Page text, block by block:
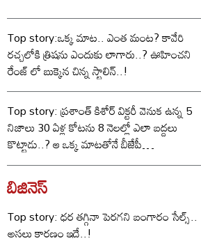
Top story:ఒక్క మాట.. ఎంత మంట? కావేరి
రచ్చలోకి త్రిషను ఎందుకు లాగారు..? ఊహించని
రేంజ్ లో బుక్కైన చిన్న స్టాలిన్..!
Top story: ప్రశాంత్ కిశోర్ విక్టరీ వెనుక ఉన్న 5
నిజాలు 30 ఏళ్ల కోటను 8 నెలల్లో ఎలా బద్దలు
కొట్టాడు..? ఆ ఒక్క మాటతోనే బీజేపీ
ఓడిపోయిందా..?
బిజినెస్
Top story: ధర తగ్గినా పెరగని బంగారం సేల్స్..
అసలు కారణం ఇదే..!